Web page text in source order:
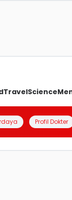
TravelScience
Profil Dokter